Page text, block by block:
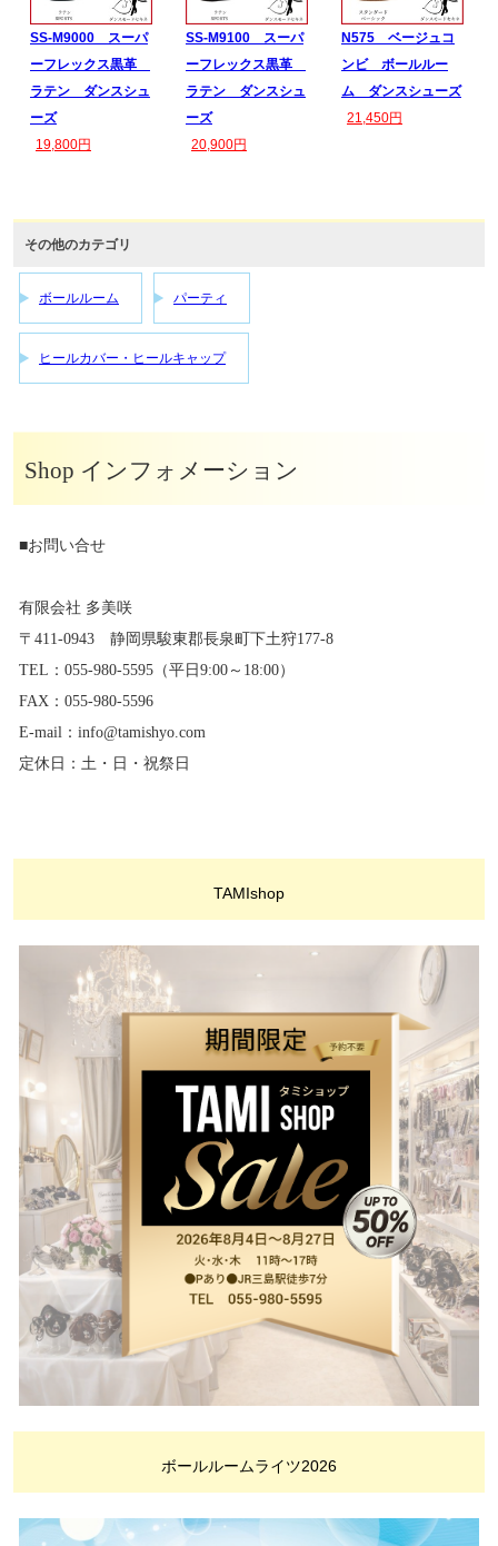
SS-M9000 スーパ
ーフレックス黒革
ラテン ダンスシュ
ーズ
19,800円
SS-M9100 スーパ
ーフレックス黒革
ラテン ダンスシュ
ーズ
20,900円
N575 ベージュコ
ンビ ボールルー
ム ダンスシューズ
21,450円
その他のカテゴリ
ボールルーム パーティ
ヒールカバー・ヒールキャップ
Shop インフォメーション
■お問い合せ
有限会社 多美咲
〒411-0943 静岡県駿東郡長泉町下土狩177-8
TEL：055-980-5595（平日9:00～18:00）
FAX：055-980-5596
E-mail：info@tamishyo.com
定休日：土・日・祝祭日
TAMIshop
ボールルームライツ2026